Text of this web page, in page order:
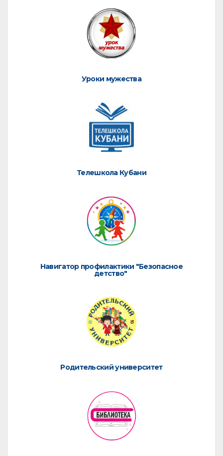
Уроки мужества
Телешкола Кубани
Навигатор профилактики "Безопасное
детство"
Родительский университет